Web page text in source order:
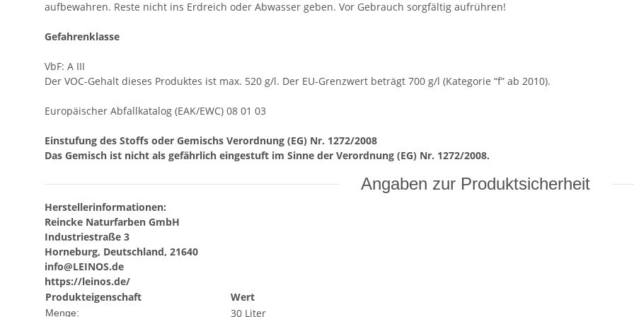
aufbewahren. Reste nicht ins Erdreich oder Abwasser geben. Vor Gebrauch sorgfältig aufrühren!
Gefahrenklasse
VbF: A III
Der VOC-Gehalt dieses Produktes ist max. 520 g/l. Der EU-Grenzwert beträgt 700 g/l (Kategorie “f” ab 2010).
Europäischer Abfallkatalog (EAK/EWC) 08 01 03
Einstufung des Stoffs oder Gemischs Verordnung (EG) Nr. 1272/2008
Das Gemisch ist nicht als gefährlich eingestuft im Sinne der Verordnung (EG) Nr. 1272/2008.
Angaben zur Produktsicherheit
Herstellerinformationen:
Reincke Naturfarben GmbH
Industriestraße 3
Horneburg, Deutschland, 21640
info@LEINOS.de
https://leinos.de/
Produkteigenschaft
Wert
Menge: 30 Liter